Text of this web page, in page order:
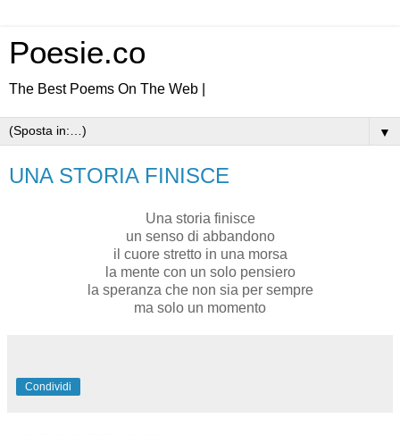
Poesie.co
The Best Poems On The Web |
▼
UNA STORIA FINISCE
Una storia finisce
un senso di abbandono
il cuore stretto in una morsa
la mente con un solo pensiero
la speranza che non sia per sempre
ma solo un momento
Condividi